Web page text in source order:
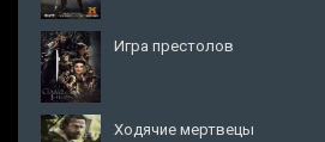
Игра престолов
Ходячие мертвецы